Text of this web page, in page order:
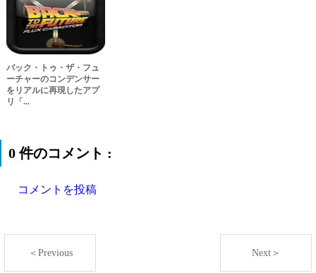
バック・トゥ・ザ・フュ
ーチャーのコンデンサー
をリアルに再現したアプ
リ「...
0 件のコメント :
コメントを投稿
＜Previous Next＞